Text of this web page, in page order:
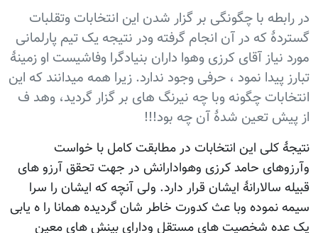
در رابطه با چگونگی بر گزار شدن این انتخابات وتقلبات
گستردۀ که در آن انجام گرفته ودر نتیجه یک تیم پارلمانی
مورد نیاز آقای کرزی وهوا داران بنیادگرا وفاشیست او زمینۀ
تبارز پیدا نمود ، حرفی وجود ندارد. زیرا همه میدانند که این
انتخابات چگونه وبا چه نیرنگ های بر گزار گردید، وهد ف
از پیش تعین شدۀ آن چه بود!!!
نتیجۀ کلی این انتخابات در مطابقت کامل با خواست
وآرزوهای حامد کرزی وهوادارانش در جهت تحقق آرزو های
قبیله سالارانۀ ایشان قرار دارد. ولی آنچه که ایشان را سرا
سیمه نموده وبا عث کدورت خاطر شان گردیده همانا را ه یابی
یک عده شخصیت های مستقل ودارای بینش های معین